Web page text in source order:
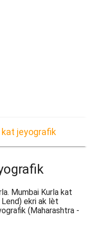
jeyografik
Mumbai Kurla kat
ekri ak lèt
(Maharashtra -